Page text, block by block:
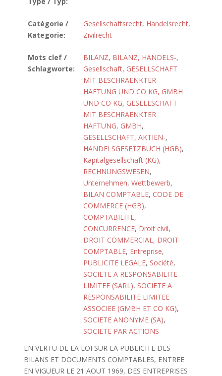
Catégorie /
Kategorie:
Gesellschaftsrecht, Handelsrecht,
Zivilrecht
Mots clef /
Schlagworte:
BILANZ, BILANZ, HANDELS-,
Gesellschaft, GESELLSCHAFT
MIT BESCHRAENKTER
HAFTUNG UND CO KG, GMBH
UND CO KG, GESELLSCHAFT
MIT BESCHRAENKTER
HAFTUNG, GMBH,
GESELLSCHAFT, AKTIEN-,
HANDELSGESETZBUCH (HGB),
Kapitalgesellschaft (KG),
RECHNUNGSWESEN,
Unternehmen, Wettbewerb,
BILAN COMPTABLE, CODE DE
COMMERCE (HGB),
COMPTABILITE,
CONCURRENCE, Droit civil,
DROIT COMMERCIAL, DROIT
COMPTABLE, Entreprise,
PUBLICITE LEGALE, Société,
SOCIETE A RESPONSABILITE
LIMITEE (SARL), SOCIETE A
RESPONSABILITE LIMITEE
ASSOCIEE (GMBH ET CO KG),
SOCIETE ANONYME (SA),
SOCIETE PAR ACTIONS
EN VERTU DE LA LOI SUR LA PUBLICITE DES
BILANS ET DOCUMENTS COMPTABLES, ENTREE
EN VIGUEUR LE 21 AOUT 1969, DES ENTREPRISES